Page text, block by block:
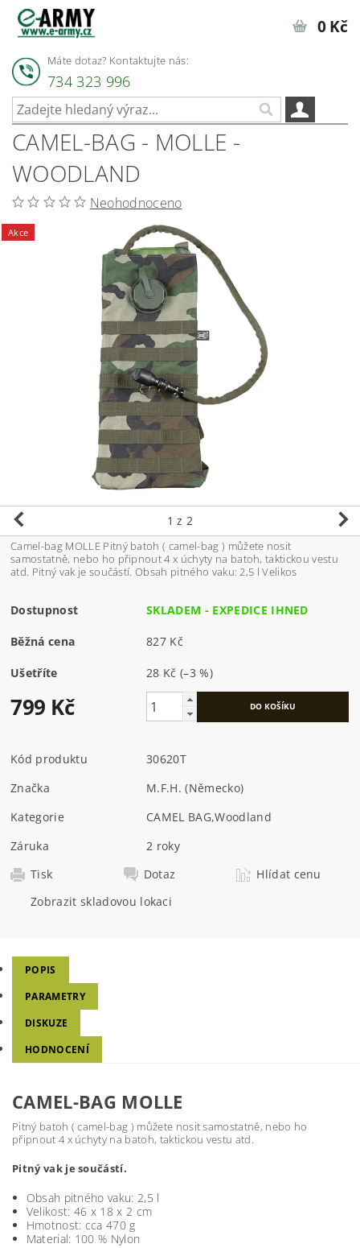
Máte dotaz? Kontaktujte nás:
734 323 996
0 Kč
CAMEL-BAG - MOLLE -
WOODLAND
Neohodnoceno
Akce
1 z 2
Camel-bag MOLLE Pitný batoh ( camel-bag ) můžete nosit
samostatně, nebo ho připnout 4 x úchyty na batoh, taktickou vestu
atd. Pitný vak je součástí. Obsah pitného vaku: 2,5 l Velikos
Dostupnost SKLADEM - EXPEDICE IHNED
Běžná cena 827 Kč
Ušetříte 28 Kč(–3 %)
799 Kč
Kód produktu
30620T
Značka
M.F.H. (Německo)
Kategorie
CAMEL BAG,Woodland
Záruka
2 roky
Tisk
Dotaz
Hlídat cenu
Zobrazit skladovou lokaci
POPIS
PARAMETRY
DISKUZE
HODNOCENÍ
CAMEL-BAG MOLLE
Pitný batoh ( camel-bag ) můžete nosit samostatně, nebo ho
připnout 4 x úchyty na batoh, taktickou vestu atd.
Pitný vak je součástí.
Obsah pitného vaku: 2,5 l
Velikost: 46 x 18 x 2 cm
Hmotnost: cca 470 g
Material: 100 % Nylon